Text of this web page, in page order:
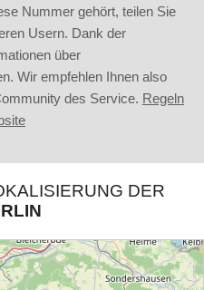
Nummer gehört, teilen Sie
Usern. Dank der
über
Wir empfehlen Ihnen also
des Service. Regeln
DER